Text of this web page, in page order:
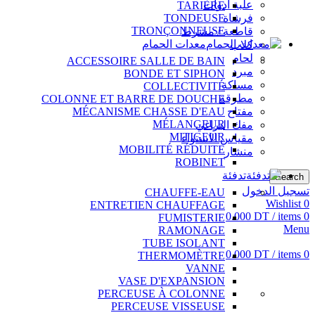
علبة أدوات
فرشاة
قاطعة / مشرط
كلاب
لحام
مبرد
مساكة
مطرقة
مفتاح
مفك البراغي
مقياس الاستواء
منشار
Search
تسجيل الدخول
0
Wishlist
0
items
/
0.000 DT
Menu
0
items
/
0.000 DT
TARIÈRE
TONDEUSE
TRONÇONNEUSE
معدات الحمام
ACCESSOIRE SALLE DE BAIN
BONDE ET SIPHON
COLLECTIVITÉ
COLONNE ET BARRE DE DOUCHE
MÉCANISME CHASSE D'EAU
MÉLANGEUR
MITIGEUR
MOBILITÉ RÉDUITE
ROBINET
تدفئة
CHAUFFE-EAU
ENTRETIEN CHAUFFAGE
FUMISTERIE
RAMONAGE
TUBE ISOLANT
THERMOMÈTRE
VANNE
VASE D'EXPANSION
PERCEUSE À COLONNE
PERCEUSE VISSEUSE